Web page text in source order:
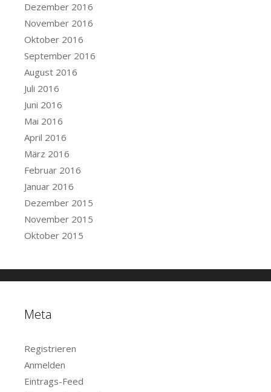
Dezember 2016
November 2016
Oktober 2016
September 2016
August 2016
Juli 2016
Juni 2016
Mai 2016
April 2016
März 2016
Februar 2016
Januar 2016
Dezember 2015
November 2015
Oktober 2015
Meta
Registrieren
Anmelden
Eintrags-Feed